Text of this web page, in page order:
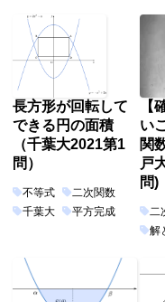
長方形が回転して
できる円の面積
（千葉大2021第1
問）
不等式
二次関数
千葉大
平方完成
【
い
関
戸
問)
二
解